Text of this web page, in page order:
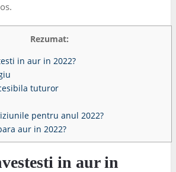
Rezumat:
in aur in 2022?
tuturor
pentru anul 2022?
aur in 2022?
in aur in